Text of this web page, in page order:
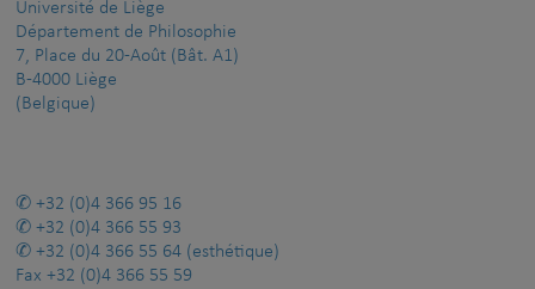
Université de Liège
Département de Philosophie
7, Place du 20-Août (Bât. A1)
B-4000 Liège
(Belgique)
+32 (0)4 366 95 16
+32 (0)4 366 55 93
+32 (0)4 366 55 64 (esthétique)
Fax +32 (0)4 366 55 59